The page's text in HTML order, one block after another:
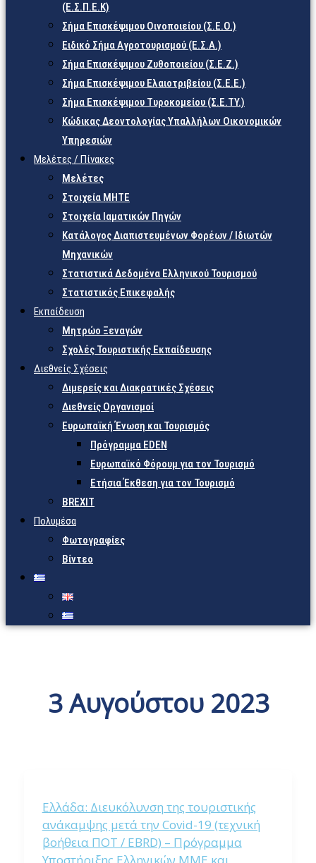
(Ε.Σ.Π.Ε.Κ)
Σήμα Επισκέψιμου Οινοποιείου (Σ.Ε.Ο.)
Ειδικό Σήμα Αγροτουρισμού (Ε.Σ.Α.)
Σήμα Επισκέψιμου Ζυθοποιείου (Σ.Ε.Ζ.)
Σήμα Επισκέψιμου Ελαιοτριβείου (Σ.Ε.Ε.)
Σήμα Επισκέψιμου Τυροκομείου (Σ.Ε.TY.)
Κώδικας Δεοντολογίας Υπαλλήλων Οικονομικών
Υπηρεσιών
Μελέτες / Πίνακες
Μελέτες
Στοιχεία ΜΗΤΕ
Στοιχεία Ιαματικών Πηγών
Κατάλογος Διαπιστευμένων Φορέων / Ιδιωτών
Μηχανικών
Στατιστικά Δεδομένα Ελληνικού Τουρισμού
Στατιστικός Επικεφαλής
Εκπαίδευση
Μητρώο Ξεναγών
Σχολές Τουριστικής Εκπαίδευσης
Διεθνείς Σχέσεις
Διμερείς και Διακρατικές Σχέσεις
Διεθνείς Οργανισμοί
Ευρωπαϊκή Ένωση και Τουρισμός
Πρόγραμμα EDEN
Ευρωπαϊκό Φόρουμ για τον Τουρισμό
Ετήσια Έκθεση για τον Τουρισμό
BREXIT
Πολυμέσα
Φωτογραφίες
Βίντεο
3 Αυγούστου 2023
Ελλάδα: Διευκόλυνση της τουριστικής
ανάκαμψης μετά την Covid-19 (τεχνική
βοήθεια ΠΟΤ / EBRD) – Πρόγραμμα